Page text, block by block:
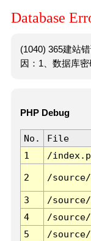
Database
(1040) 365建站
因：1、数据库
PHP Debug
No. File
1
/
2 /
3 /
4
/
5
/